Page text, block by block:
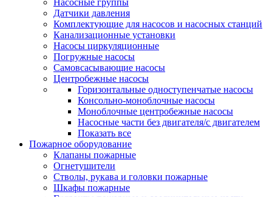
Насосные группы
Датчики давления
Комплектующие для насосов и насосных станций
Канализационные установки
Насосы циркуляционные
Погружные насосы
Самовсасывающие насосы
Центробежные насосы
Горизонтальные одноступенчатые насосы
Консольно-моноблочные насосы
Моноблочные центробежные насосы
Насосные части без двигателя/с двигателем
Показать все
Пожарное оборудование
Клапаны пожарные
Огнетушители
Стволы, рукава и головки пожарные
Шкафы пожарные